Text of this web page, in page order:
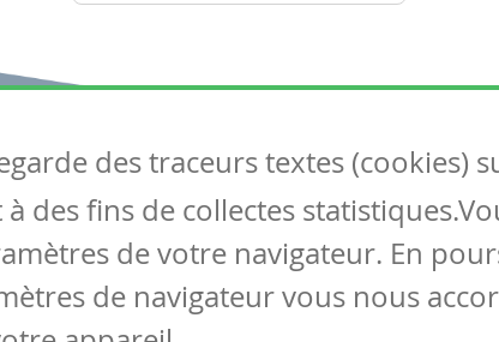
Articles
Tous les articles
Articles DYS
Circulaires
des traceurs textes (cookies)
des fins de collectes
de votre navigateur. En
de navigateur vous nous